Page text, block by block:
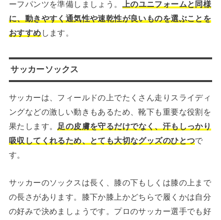
ーフパンツを準備しましょう。
上のユニフォームと同様
に、動きやすく通気性や速乾性が良いものを選ぶことを
おすすめ します。
サッカーソックス
サッカーは、フィールドの上でたくさん走りスライディ
ングなどの激しい動きもあるため、靴下も重要な役割を
果たします。 足の皮膚を守るだけでなく、汗もしっかり
吸収してくれるため、とても大切なグッズのひとつで
す。
サッカーのソックスは長く、膝の下もしくは膝の上まで
の長さがあります。膝下か膝上かどちらで履くかは自分
の好みで決めましょうです。プロのサッカー選手でも好